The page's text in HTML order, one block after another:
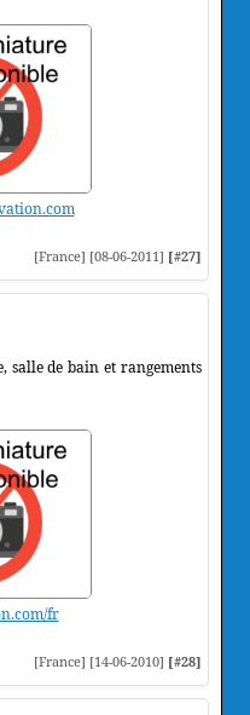
[France] [08-06-2011] [#27]
salle de bain et rangements
fr
[France] [14-06-2010] [#28]